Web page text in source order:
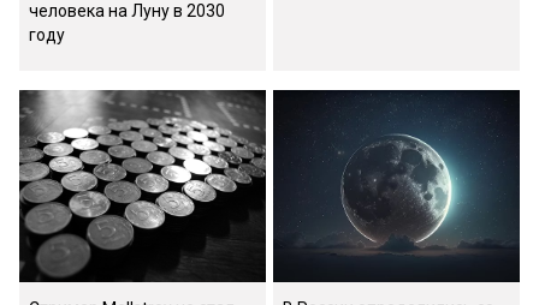
человека на Луну в 2030
году